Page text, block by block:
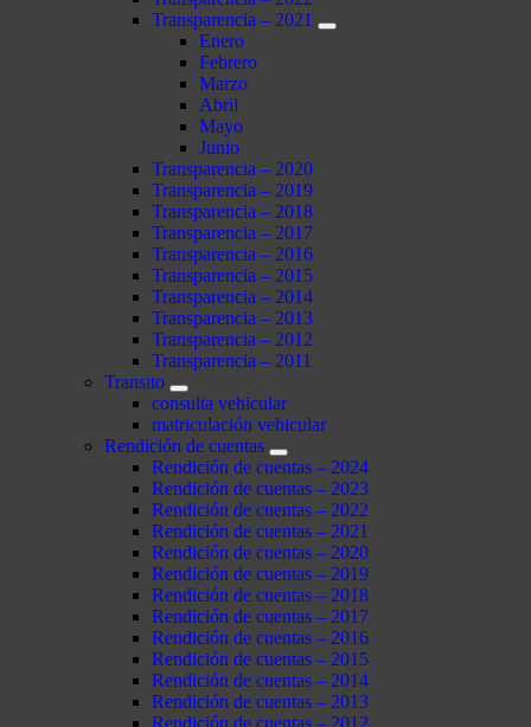
Transparencia – 2021
Enero
Febrero
Marzo
Abril
Mayo
Junio
Transparencia – 2020
Transparencia – 2019
Transparencia – 2018
Transparencia – 2017
Transparencia – 2016
Transparencia – 2015
Transparencia – 2014
Transparencia – 2013
Transparencia – 2012
Transparencia – 2011
Transito
consulta vehicular
matriculación vehicular
Rendición de cuentas
Rendición de cuentas – 2024
Rendición de cuentas – 2023
Rendición de cuentas – 2022
Rendición de cuentas – 2021
Rendición de cuentas – 2020
Rendición de cuentas – 2019
Rendición de cuentas – 2018
Rendición de cuentas – 2017
Rendición de cuentas – 2016
Rendición de cuentas – 2015
Rendición de cuentas – 2014
Rendición de cuentas – 2013
Rendición de cuentas – 2012